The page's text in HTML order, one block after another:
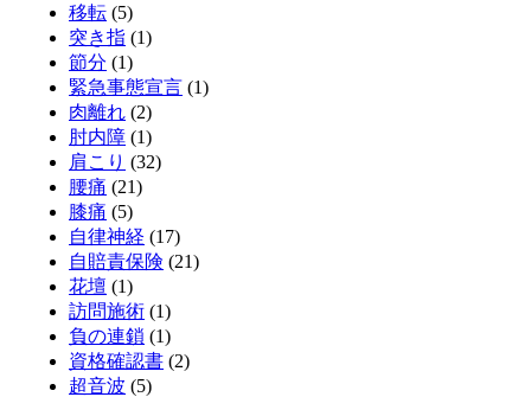
移転 (5)
突き指 (1)
節分 (1)
緊急事態宣言 (1)
肉離れ (2)
肘内障 (1)
肩こり (32)
腰痛 (21)
膝痛 (5)
自律神経 (17)
自賠責保険 (21)
花壇 (1)
訪問施術 (1)
負の連鎖 (1)
資格確認書 (2)
超音波 (5)